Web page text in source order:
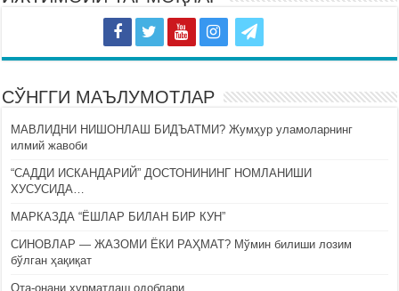
СЎНГГИ МАЪЛУМОТЛАР
МАВЛИДНИ НИШОНЛАШ БИДЪАТМИ? Жумҳур уламоларнинг
илмий жавоби
“САДДИ ИСКАНДАРИЙ” ДОСТОНИНИНГ НОМЛАНИШИ
ХУСУСИДА…
МАРКАЗДА “ЁШЛАР БИЛАН БИР КУН”
СИНОВЛАР — ЖАЗОМИ ЁКИ РАҲМАТ? Мўмин билиши лозим
бўлган ҳақиқат
Ота-онани ҳурматлаш одоблари